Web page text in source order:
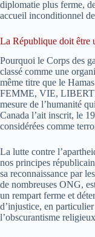
diplomatie plus ferme,
accueil inconditionnel
La République doit être
Pourquoi le Corps des
classé comme une
même titre que le
FEMME, VIE,
mesure de l’humanité
Canada l’ait inscrit, le
considérées comme
La lutte contre
nos principes
sa reconnaissance par
de nombreuses ONG,
un rempart ferme et
d’injustice, en
l’obscurantisme